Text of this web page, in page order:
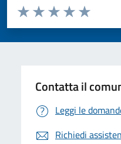
Valuta da 1 a 5 stelle la pagina
Valuta 5
Valuta 4 stelle
Valuta 3 stelle su
Valuta 2 stelle su 5
Valuta 1 stelle su 5
Contatta il
Leggi le
Richiedi